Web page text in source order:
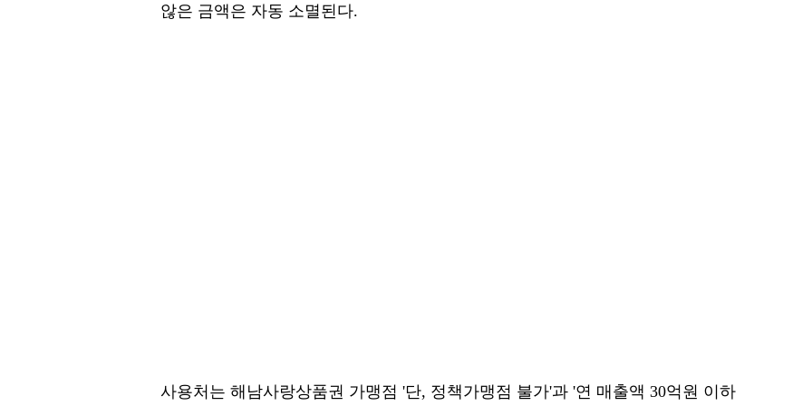
않은 금액은 자동 소멸된다.
사용처는 해남사랑상품권 가맹점 '단, 정책가맹점 불가'과 '연 매출액 30억원 이하